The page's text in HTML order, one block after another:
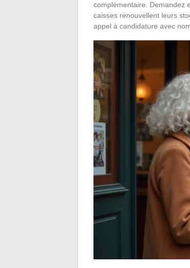
complémentaire. Demandez
caisses renouvellent leurs
appel à candidature avec